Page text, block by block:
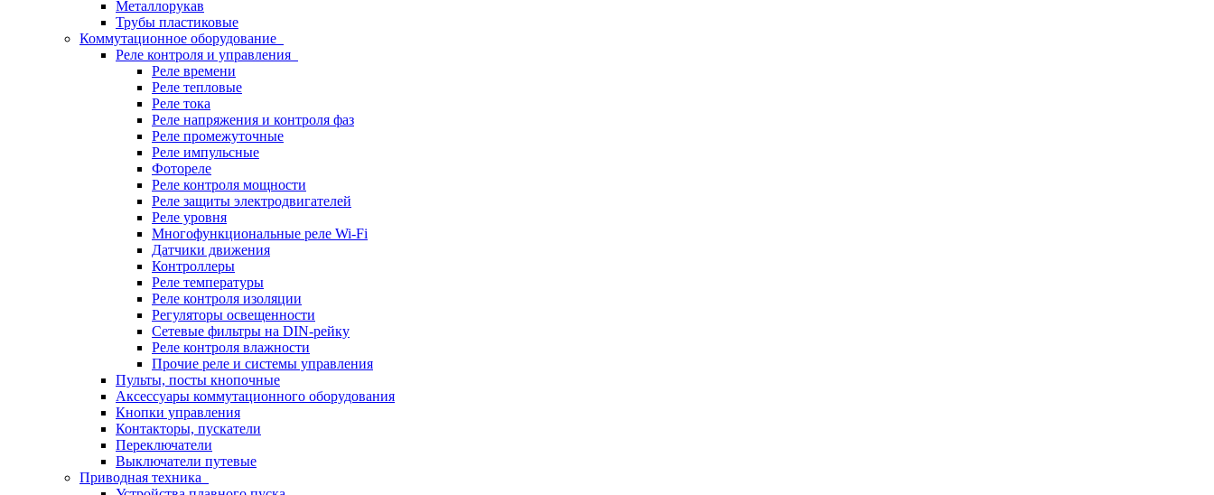
Металлорукав
Трубы пластиковые
Коммутационное оборудование
Реле контроля и управления
Реле времени
Реле тепловые
Реле тока
Реле напряжения и контроля фаз
Реле промежуточные
Реле импульсные
Фотореле
Реле контроля мощности
Реле защиты электродвигателей
Реле уровня
Многофункциональные реле Wi-Fi
Датчики движения
Контроллеры
Реле температуры
Реле контроля изоляции
Регуляторы освещенности
Сетевые фильтры на DIN-рейку
Реле контроля влажности
Прочие реле и системы управления
Пульты, посты кнопочные
Аксессуары коммутационного оборудования
Кнопки управления
Контакторы, пускатели
Переключатели
Выключатели путевые
Приводная техника